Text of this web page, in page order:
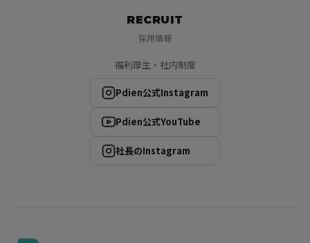
RECRUIT
採用情報
福利厚生・社内制度
Pdien公式Instagram
Pdien公式YouTube
社長のInstagram